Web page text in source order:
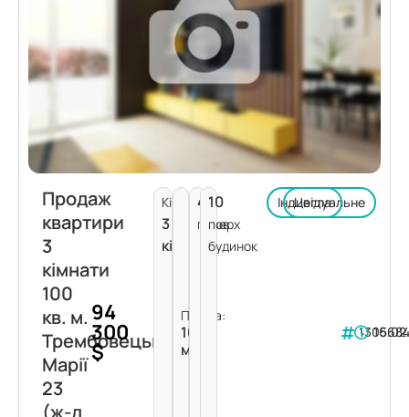
Продаж
квартири
3
кімнати
100
кв. м.
Трембовецької
Марії
23
(ж-д
94
300
$
Кімнат:
3
кімнати
Площа:
100
м²
4
поверх
10
пов.
будинок
Індивідуальне
Цегла